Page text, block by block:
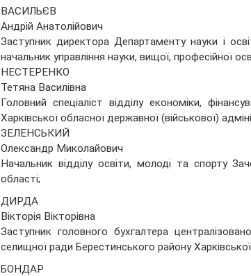
ВАСИЛЬЄВ
Андрій Анатолійович
Заступник директора Департаменту науки і
начальник управління науки, вищої, професійної
НЕСТЕРЕНКО
Тетяна Василівна
Головний спеціаліст відділу економіки,
Харківської обласної державної (військової)
ЗЕЛЕНСЬКИЙ
Олександр Миколайович
Начальник відділу освіти, молоді та спорту
області;
ДИРДА
Вікторія Вікторівна
Заступник головного бухгалтера
селищної ради Берестинського району
БОНДАР